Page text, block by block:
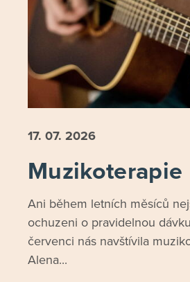
17. 07. 2026
Muzikoterapie
Ani během letních měsíců
ochuzeni o pravidelnou
červenci nás navštívila
Alena...